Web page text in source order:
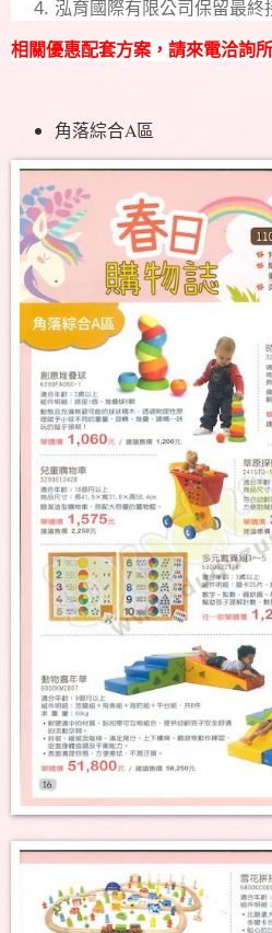
泓育國際有限公司保留最終
相關優惠配套方案，請來電洽詢
角落綜合A區